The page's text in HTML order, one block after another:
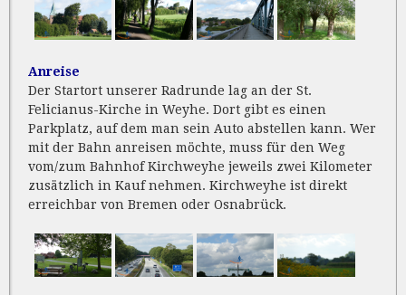
Anreise
Der Startort unserer Radrunde lag an der St.
Felicianus-Kirche in Weyhe. Dort gibt es einen
Parkplatz, auf dem man sein Auto abstellen kann. Wer
mit der Bahn anreisen möchte, muss für den Weg
vom/zum Bahnhof Kirchweyhe jeweils zwei Kilometer
zusätzlich in Kauf nehmen. Kirchweyhe ist direkt
erreichbar von Bremen oder Osnabrück.